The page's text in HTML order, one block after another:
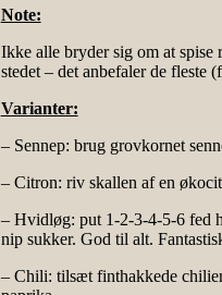
Note:
Ikke alle bryder sig om at
stedet – det anbefaler de fleste
Varianter:
– Sennep: brug grovkornet
– Citron: riv skallen af en
– Hvidløg: put 1-2-3-4-5-6 fed
nip sukker. God til alt.
– Chili: tilsæt finthakkede